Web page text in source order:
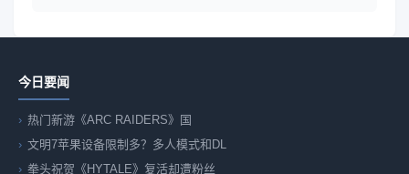
今日要闻
热门新游《ARC RAIDERS》国
文明7苹果设备限制多？多人模式和DL
拳头祝贺《HYTALE》复活却遭粉丝